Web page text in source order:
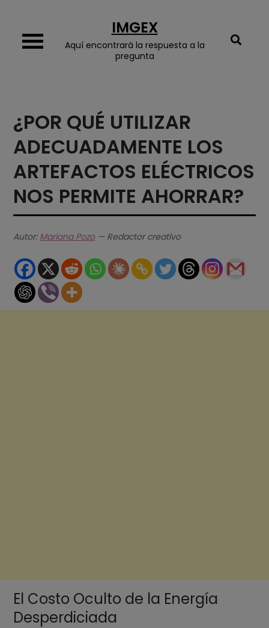
content
IMGEX
Aquí encontrará la respuesta a la
pregunta
¿POR QUÉ UTILIZAR
ADECUADAMENTE LOS
ARTEFACTOS ELÉCTRICOS
NOS PERMITE AHORRAR?
Autor: Mariana Pozo— Redactor creativo
El Costo Oculto de la Energía
Desperdiciada